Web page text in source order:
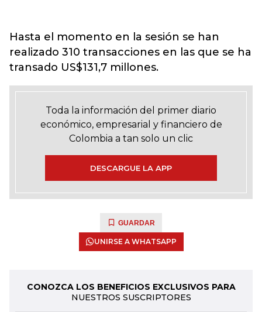
Hasta el momento en la sesión se han
realizado 310 transacciones en las que se ha
transado US$131,7 millones.
Toda la información del primer diario
económico, empresarial y financiero de
Colombia a tan solo un clic
DESCARGUE LA APP
GUARDAR
UNIRSE A WHATSAPP
CONOZCA LOS BENEFICIOS EXCLUSIVOS PARA
NUESTROS SUSCRIPTORES